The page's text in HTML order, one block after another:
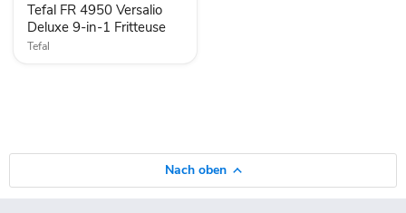
in-
1
Fritteuse
Tefal FR 4950 Versalio
Deluxe 9-in-1 Fritteuse
Tefal
Nach oben